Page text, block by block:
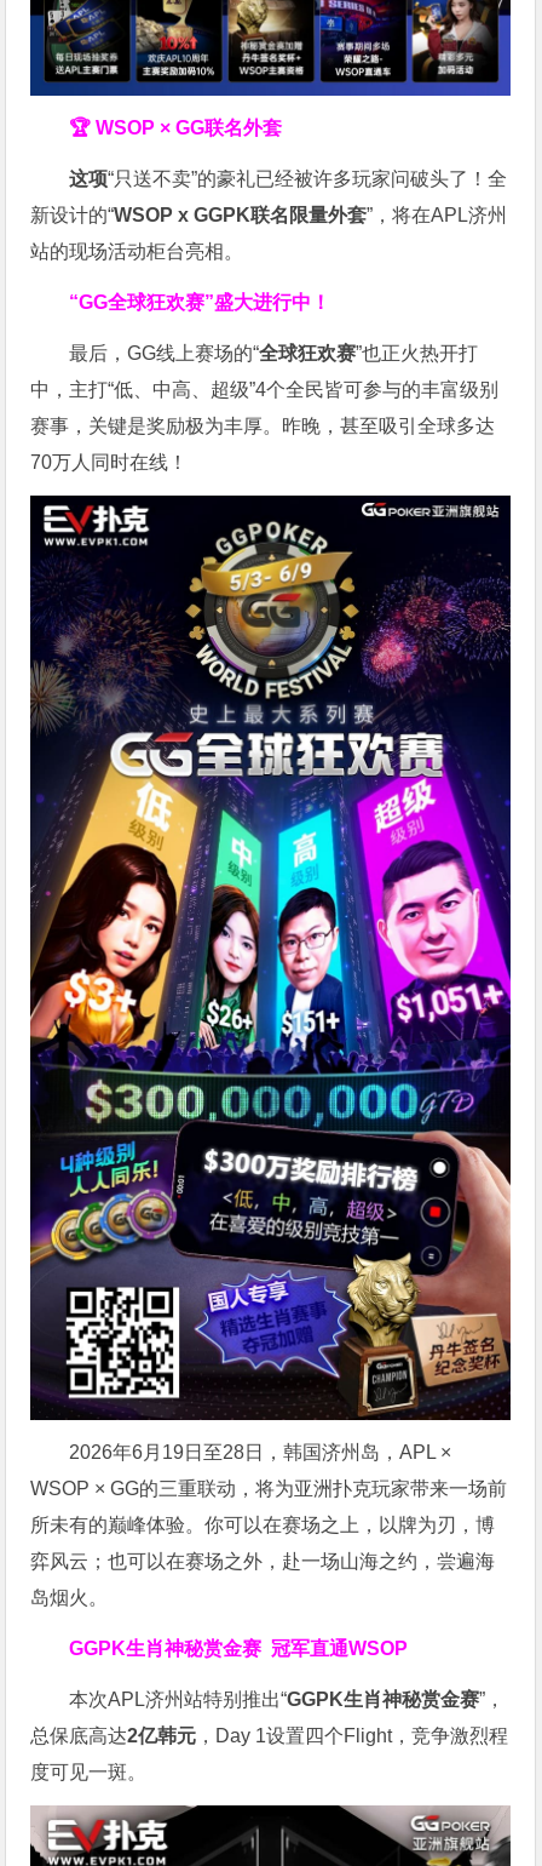
🏆 WSOP × GG联名外套
这项“只送不卖”的豪礼已经被许多玩家问破头了！全
新设计的“WSOP x GGPK联名限量外套”，将在APL济州
站的现场活动柜台亮相。
“GG全球狂欢赛”盛大进行中！
最后，GG线上赛场的“全球狂欢赛”也正火热开打
中，主打“低、中高、超级”4个全民皆可参与的丰富级别
赛事，关键是奖励极为丰厚。 昨晚，甚至吸引全球多达
70万人同时在线！
2026年6月19日至28日，韩国济州岛，APL ×
WSOP × GG的三重联动，将为亚洲扑克玩家带来一场前
所未有的巅峰体验。你可以在赛场之上，以牌为刃，博
弈风云；也可以在赛场之外，赴一场山海之约，尝遍海
岛烟火。
GGPK生肖神秘赏金赛冠军直通WSOP
本次APL济州站特别推出“GGPK生肖神秘赏金赛”，
总保底高达2亿韩元 ，Day 1设置四个Flight，竞争激烈程
度可见一斑。